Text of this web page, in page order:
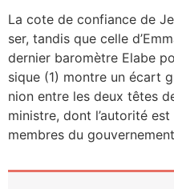
La cote de confiance de
ser, tan­dis que celle
der­nier baro­mètre Elabe
sique (1) montre un écart
nion entre les deux têtes
ministre, dont l’au­to­ri­té
membres du